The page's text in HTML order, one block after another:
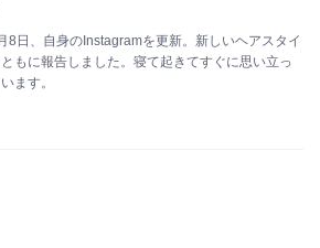
8日、自身のInstagramを更新。新しいヘアスタイ
もに報告しました。寝て起きてすぐに思い立っ
ます。